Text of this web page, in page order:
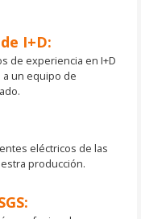
I+D:
de experiencia en I+D
a un equipo de
eléctricos de las
producción.